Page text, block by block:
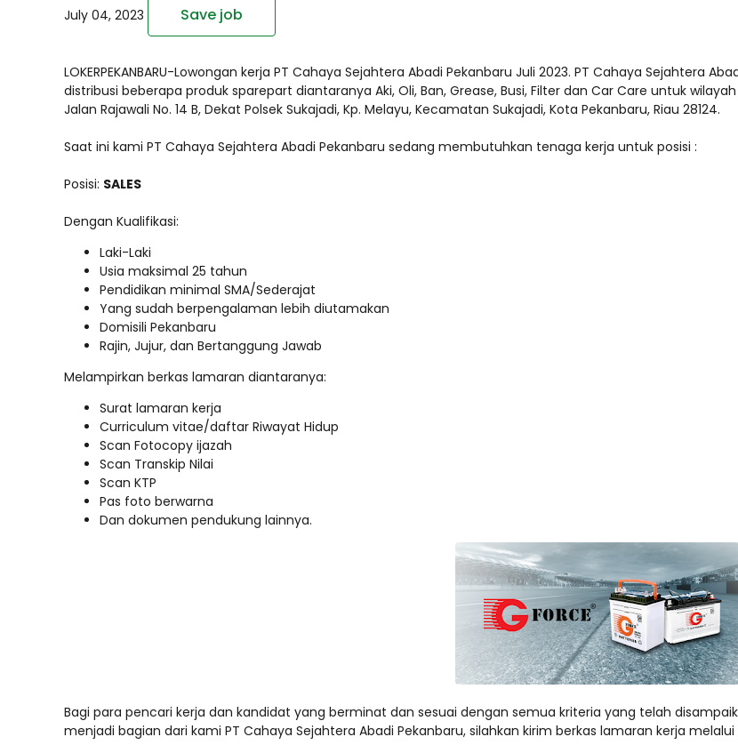
July 04, 2023 Save job
LOKERPEKANBARU-Lowongan kerja PT Cahaya Sejahtera Abadi Pekanbaru Juli 2023. PT Cahaya Sejahtera
distribusi beberapa produk sparepart diantaranya Aki, Oli, Ban, Grease, Busi, Filter dan Car Care untuk
Jalan Rajawali No. 14 B, Dekat Polsek Sukajadi, Kp. Melayu, Kecamatan Sukajadi, Kota Pekanbaru, Riau 28124.
Saat ini kami PT Cahaya Sejahtera Abadi Pekanbaru sedang membutuhkan tenaga kerja untuk posisi :
Posisi: SALES
Dengan Kualifikasi:
Laki-Laki
Usia maksimal 25 tahun
Pendidikan minimal SMA/Sederajat
Yang sudah berpengalaman lebih diutamakan
Domisili Pekanbaru
Rajin, Jujur, dan Bertanggung Jawab
Melampirkan berkas lamaran diantaranya:
Surat lamaran kerja
Curriculum vitae/daftar Riwayat Hidup
Scan Fotocopy ijazah
Scan Transkip Nilai
Scan KTP
Pas foto berwarna
Dan dokumen pendukung lainnya.
Bagi para pencari kerja dan kandidat yang berminat dan sesuai dengan semua kriteria yang telah
menjadi bagian dari kami PT Cahaya Sejahtera Abadi Pekanbaru, silahkan kirim berkas lamaran kerja